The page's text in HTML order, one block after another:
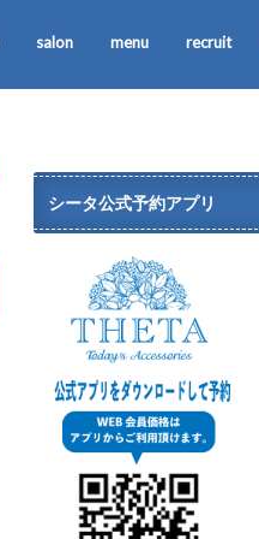
salon menu recruit
シータ公式予約アプリ